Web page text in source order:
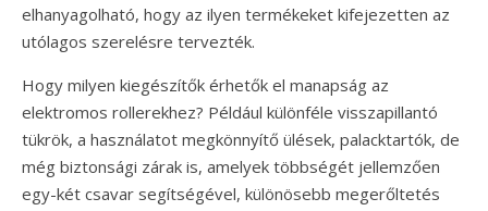
elhanyagolható, hogy az ilyen termékeket kifejezetten az
utólagos szerelésre tervezték.
Hogy milyen kiegészítők érhetők el manapság az
elektromos rollerekhez? Például különféle visszapillantó
tükrök, a használatot megkönnyítő ülések, palacktartók, de
még biztonsági zárak is, amelyek többségét jellemzően
egy-két csavar segítségével, különösebb megerőltetés